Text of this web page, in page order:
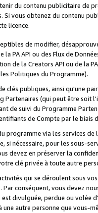
du contenu publicitaire de
Si vous obtenez du contenu
licence.
de modifier,
la PA API ou des Flux de
de la Creators API ou de la
Politiques du Programme).
clés publiques, ainsi qu'une
Partenaires (qui peut être soit
de suivi du Programme
de Compte par le biais
programme via les services
si nécessaire, pour les sous-
devez en préserver la
clé privée à toute autre
qui se déroulent sous
conséquent, vous devez
divulguée, perdue ou volée
autre personne que vous-